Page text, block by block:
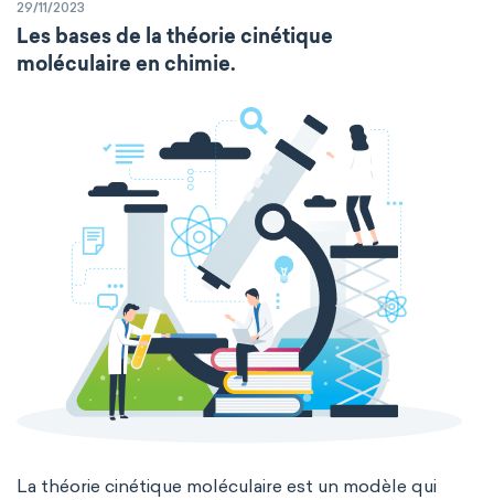
29/11/2023
Les bases de la théorie cinétique
moléculaire en chimie.
La théorie cinétique moléculaire est un modèle qui